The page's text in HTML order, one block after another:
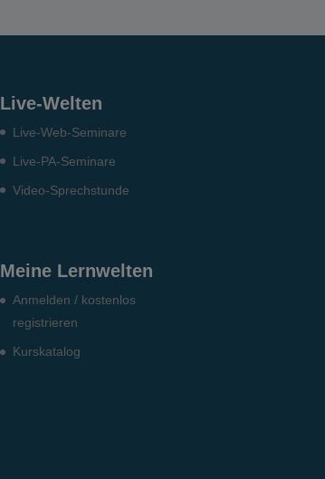
Live-Welten
Live-Web-Seminare
Live-PA-Seminare
Video-Sprechstunde
Meine Lernwelten
Anmelden / kostenlos
registrieren
Kurskatalog